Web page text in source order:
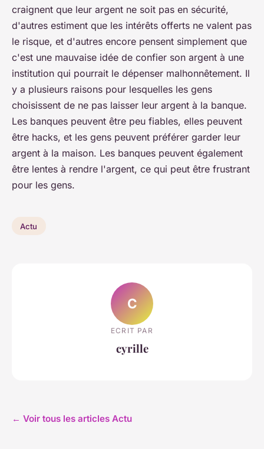
craignent que leur argent ne soit pas en sécurité,
d'autres estiment que les intérêts offerts ne valent pas
le risque, et d'autres encore pensent simplement que
c'est une mauvaise idée de confier son argent à une
institution qui pourrait le dépenser malhonnêtement. Il
y a plusieurs raisons pour lesquelles les gens
choisissent de ne pas laisser leur argent à la banque.
Les banques peuvent être peu fiables, elles peuvent
être hacks, et les gens peuvent préférer garder leur
argent à la maison. Les banques peuvent également
être lentes à rendre l'argent, ce qui peut être frustrant
pour les gens.
Actu
C
ECRIT PAR
cyrille
← Voir tous les articles Actu